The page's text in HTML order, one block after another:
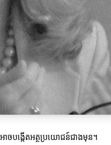
ាចបង្កើតអត្ថប្រយោជន៍ជាងមុន។